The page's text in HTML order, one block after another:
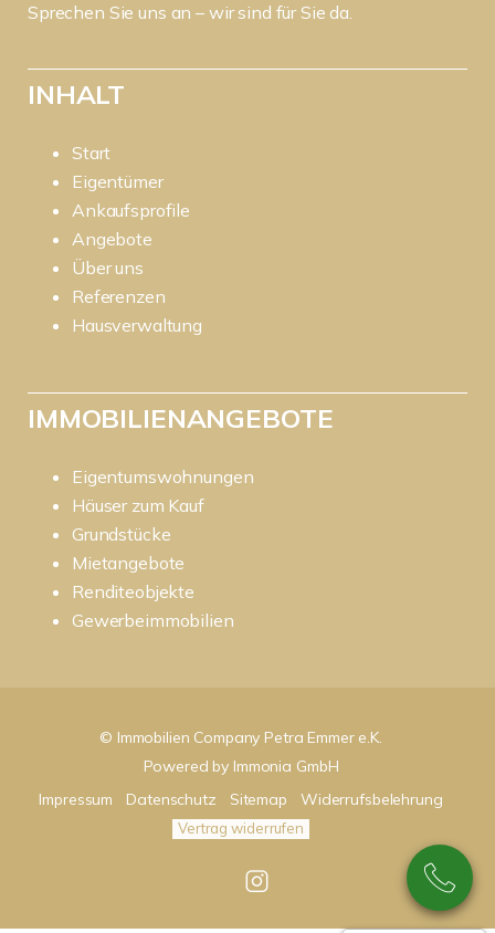
Sprechen Sie uns an – wir sind für Sie da.
INHALT
Start
Eigentümer
Ankaufsprofile
Angebote
Über uns
Referenzen
Hausverwaltung
IMMOBILIENANGEBOTE
Eigentumswohnungen
Häuser zum Kauf
Grundstücke
Mietangebote
Renditeobjekte
Gewerbeimmobilien
© Immobilien Company Petra Emmer e.K.
Powered by Immonia GmbH
Impressum
Datenschutz Sitemap Widerrufsbelehrung
Vertrag widerrufen